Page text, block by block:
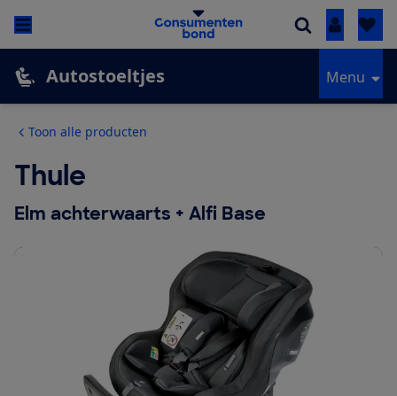
Inloggen
Autostoeltjes Menu
Toon alle producten
Thule
Elm achterwaarts + Alfi Base